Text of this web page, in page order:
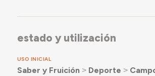
estado y utilización
USO INICIAL
Saber y Fruición ˃ Deporte ˃